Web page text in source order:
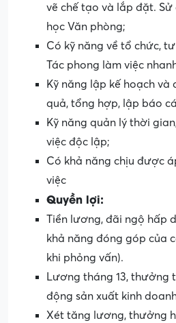
vẽ chế tạo và lắp đặt.
học Văn phòng;
Có kỹ năng về tổ chức,
Tác phong làm việc
Kỹ năng lập kế hoạch và
quả, tổng hợp, lập báo
Kỹ năng quản lý thời
việc độc lập;
Có khả năng chịu được
việc
Quyền lợi:
Tiền lương, đãi ngộ hấp
khả năng đóng góp của
khi phỏng vấn).
Lương tháng 13, thưởng
động sản xuất kinh
Xét tăng lương, thưởng